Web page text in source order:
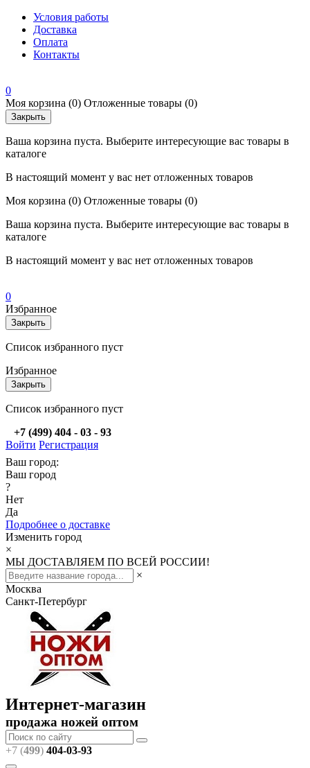
Условия работы
Доставка
Оплата
Контакты
0
Моя корзина (0) Отложенные товары (0)
Закрыть
Ваша корзина пуста. Выберите интересующие вас товары в
каталоге
В настоящий момент у вас нет отложенных товаров
Моя корзина (0) Отложенные товары (0)
Ваша корзина пуста. Выберите интересующие вас товары в
каталоге
В настоящий момент у вас нет отложенных товаров
0
Избранное
Закрыть
Список избранного пуст
Избранное
Закрыть
Список избранного пуст
+7 (499) 404 - 03 - 93
Войти Регистрация
Ваш город:
Ваш город
?
Нет
Да
Подробнее о доставке
Изменить город
×
МЫ ДОСТАВЛЯЕМ ПО ВСЕЙ РОССИИ!
×
Москва
Санкт-Петербург
Интернет-магазин
продажа ножей оптом
+7 (499) 404-03-93